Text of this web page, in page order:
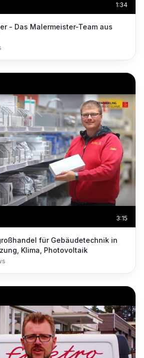
1:34
- Das Malermeister-Team aus
3:15
für Gebäudetechnik in
Heizung, Klima, Photovoltaik